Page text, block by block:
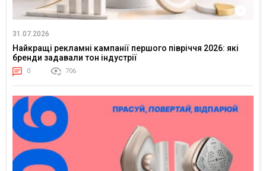
31.07.2026
Найкращі рекламні кампанії першого півріччя 2026: які
бренди задавали тон індустрії
0 706